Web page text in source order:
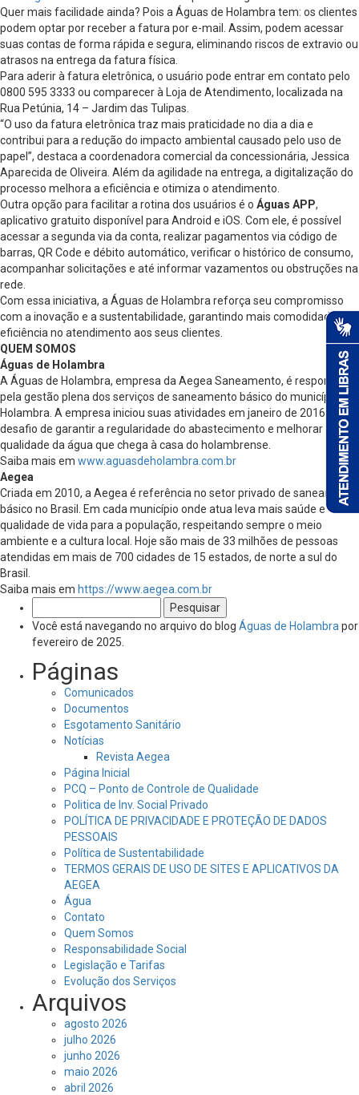
Quer mais facilidade ainda? Pois a Águas de Holambra tem: os clientes
podem optar por receber a fatura por e-mail. Assim, podem acessar
suas contas de forma rápida e segura, eliminando riscos de extravio ou
atrasos na entrega da fatura física.
Para aderir à fatura eletrônica, o usuário pode entrar em contato pelo
0800 595 3333 ou comparecer à Loja de Atendimento, localizada na
Rua Petúnia, 14 – Jardim das Tulipas.
“O uso da fatura eletrônica traz mais praticidade no dia a dia e
contribui para a redução do impacto ambiental causado pelo uso de
papel”, destaca a coordenadora comercial da concessionária, Jessica
Aparecida de Oliveira. Além da agilidade na entrega, a digitalização do
processo melhora a eficiência e otimiza o atendimento.
Outra opção para facilitar a rotina dos usuários é o Águas APP,
aplicativo gratuito disponível para Android e iOS. Com ele, é possível
acessar a segunda via da conta, realizar pagamentos via código de
barras, QR Code e débito automático, verificar o histórico de consumo,
acompanhar solicitações e até informar vazamentos ou obstruções na
rede.
Com essa iniciativa, a Águas de Holambra reforça seu compromisso
com a inovação e a sustentabilidade, garantindo mais comodidade e
eficiência no atendimento aos seus clientes.
QUEM SOMOS
Águas de Holambra
A Águas de Holambra, empresa da Aegea Saneamento, é responsável
pela gestão plena dos serviços de saneamento básico do município de
Holambra. A empresa iniciou suas atividades em janeiro de 2016 com o
desafio de garantir a regularidade do abastecimento e melhorar a
qualidade da água que chega à casa do holambrense.
Saiba mais em www.aguasdeholambra.com.br
Aegea
Criada em 2010, a Aegea é referência no setor privado de saneamento
básico no Brasil. Em cada município onde atua leva mais saúde e
qualidade de vida para a população, respeitando sempre o meio
ambiente e a cultura local. Hoje são mais de 33 milhões de pessoas
atendidas em mais de 700 cidades de 15 estados, de norte a sul do
Brasil.
Saiba mais em https://www.aegea.com.br
por:
Você está navegando no arquivo do blog Águas de Holambra por
fevereiro de 2025.
Páginas
Comunicados
Documentos
Esgotamento Sanitário
Notícias
Revista Aegea
Página Inicial
PCQ – Ponto de Controle de Qualidade
Politica de Inv. Social Privado
POLÍTICA DE PRIVACIDADE E PROTEÇÃO DE DADOS
PESSOAIS
Política de Sustentabilidade
TERMOS GERAIS DE USO DE SITES E APLICATIVOS DA
AEGEA
Água
Contato
Quem Somos
Responsabilidade Social
Legislação e Tarifas
Evolução dos Serviços
Arquivos
agosto 2026
julho 2026
junho 2026
maio 2026
abril 2026